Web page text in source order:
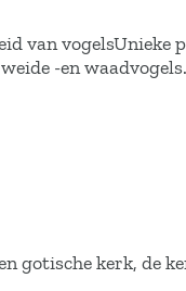
van
-en
gotische kerk,